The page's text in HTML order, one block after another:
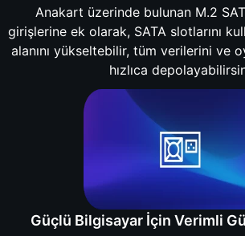
Anakart üzerinde bulunan M.2
girişlerine ek olarak, SATA slotlarını
alanını yükseltebilir, tüm verilerini ve
hızlıca
Güçlü Bilgisayar İçin Verimli